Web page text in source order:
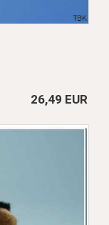
26,49 EUR